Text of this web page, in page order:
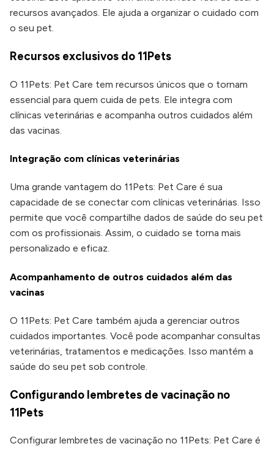
recursos avançados. Ele ajuda a organizar o cuidado com
o seu pet.
Recursos exclusivos do 11Pets
O 11Pets: Pet Care tem recursos únicos que o tornam
essencial para quem cuida de pets. Ele integra com
clínicas veterinárias e acompanha outros cuidados além
das vacinas.
Integração com clínicas veterinárias
Uma grande vantagem do 11Pets: Pet Care é sua
capacidade de se conectar com clínicas veterinárias. Isso
permite que você compartilhe dados de saúde do seu pet
com os profissionais. Assim, o cuidado se torna mais
personalizado e eficaz.
Acompanhamento de outros cuidados além das
vacinas
O 11Pets: Pet Care também ajuda a gerenciar outros
cuidados importantes. Você pode acompanhar consultas
veterinárias, tratamentos e medicações. Isso mantém a
saúde do seu pet sob controle.
Configurando lembretes de vacinação no
11Pets
Configurar lembretes de vacinação no 11Pets: Pet Care é